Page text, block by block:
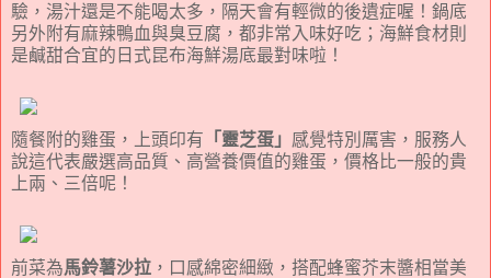
驗，湯汁還是不能喝太多，隔天會有輕微的後遺症喔！鍋底
另外附有麻辣鴨血與臭豆腐，都非常入味好吃；海鮮食材則
是鹹甜合宜的日式昆布海鮮湯底最對味啦！
隨餐附的雞蛋，上頭印有 「靈芝蛋」 感覺特別厲害，服務人
說這代表嚴選高品質、高營養價值的雞蛋，價格比一般的貴
上兩、三倍呢！
前菜為馬鈴薯沙拉 ，口感綿密細緻，搭配蜂蜜芥末醬相當美